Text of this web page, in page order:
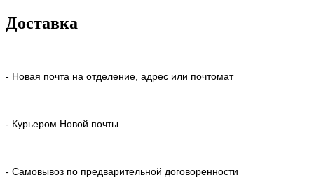
Доставка
- Новая почта на отделение, адрес или почтомат
- Курьером Новой почты
- Самовывоз по предварительной договоренности